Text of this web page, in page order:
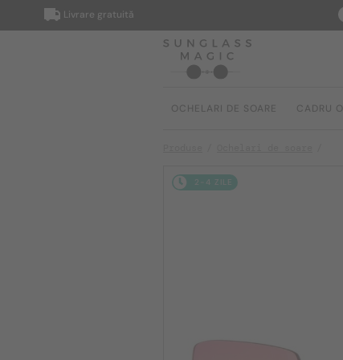
Livrare gratuită
OCHELARI DE SOARE CADRU
2-4 ZILE